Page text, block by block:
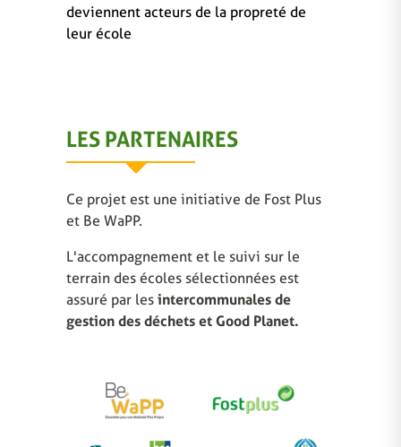
deviennent acteurs de la propreté de
leur école
LES PARTENAIRES
Ce projet est une initiative de Fost Plus
et Be WaPP.
L'accompagnement et le suivi sur le
terrain des écoles sélectionnées est
assuré par les intercommunales de
gestion des déchets et Good Planet.